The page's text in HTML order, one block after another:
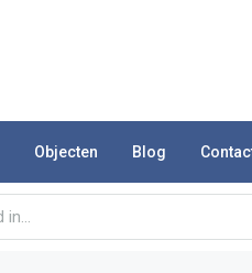
Objecten Blog